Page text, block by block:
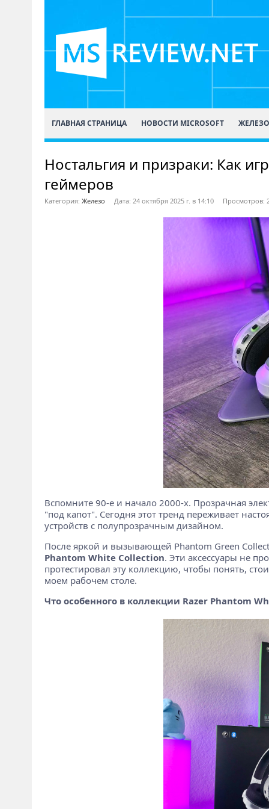
ГЛАВНАЯ СТРАНИЦА НОВОСТИ MICROSOFT ЖЕЛЕЗО
Ностальгия и призраки: Как
геймеров
Категория: Железо Дата: 24 октября 2025 г. в 14:10 Просмотров:
Вспомните 90-е и начало 2000-х. Прозрачная
"под капот". Сегодня этот тренд переживает
устройств с полупрозрачным дизайном.
После яркой и вызывающей Phantom Green
Phantom White Collection. Эти аксессуары не
протестировал эту коллекцию, чтобы понять,
моем рабочем столе.
Что особенного в коллекции Razer Phantom